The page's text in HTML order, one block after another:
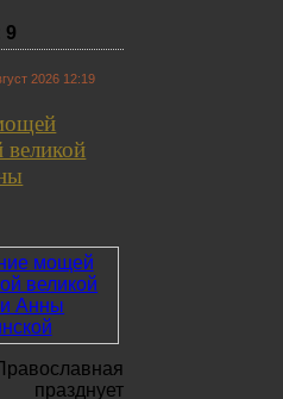
9
2026 12:19
великой